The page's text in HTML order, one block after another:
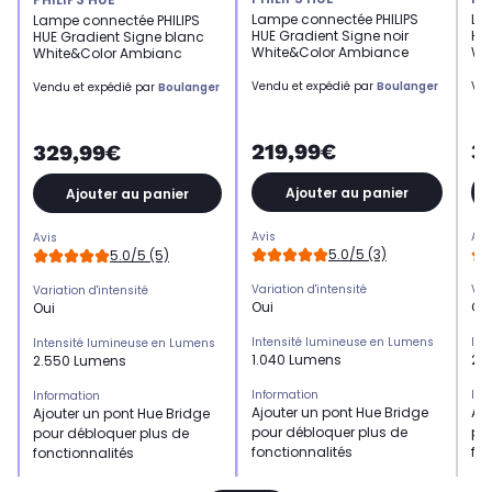
Lampe connectée PHILIPS
HUE Gradient Signe blanc
White&Color Ambianc
Vendu et expédié par Boulanger
329,99€
Ajouter au panier
Avis
5.0/5 (5)
Variation d'intensité
Oui
Intensité lumineuse en Lumens
2.550 Lumens
Information
Ajouter un pont Hue Bridge
pour débloquer plus de
fonctionnalités
Lampe connectée PHILIPS
HUE Gradient Signe noir
White&Color Ambiance
Vendu et expédié par Boulanger
219,99€
Ajouter au panier
Avis
5.0/5 (3)
Variation d'intensité
Oui
Intensité lumineuse en Lumens
1.040 Lumens
Information
Ajouter un pont Hue Bridge
pour débloquer plus de
fonctionnalités
Eclairage
Oui